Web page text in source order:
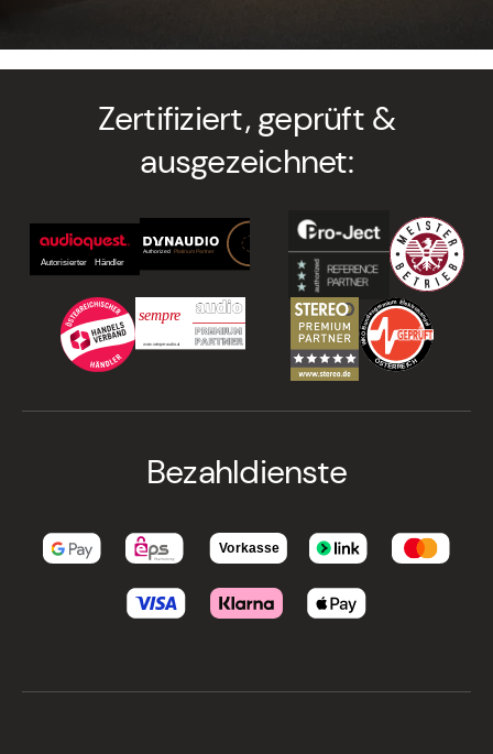
Zertifiziert, geprüft &
ausgezeichnet:
Bezahldienste